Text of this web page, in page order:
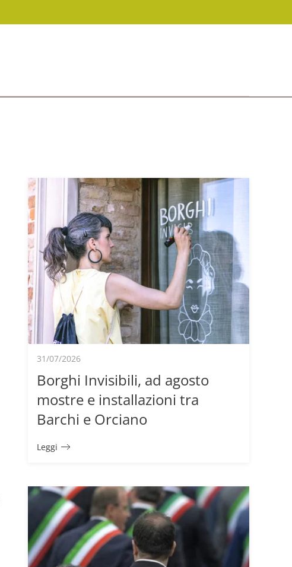
31/07/2026
Borghi Invisibili, ad agosto
mostre e installazioni tra
Barchi e Orciano
Leggi